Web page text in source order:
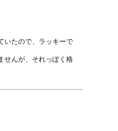
いたので、ラッキーで
せんが、それっぽく格